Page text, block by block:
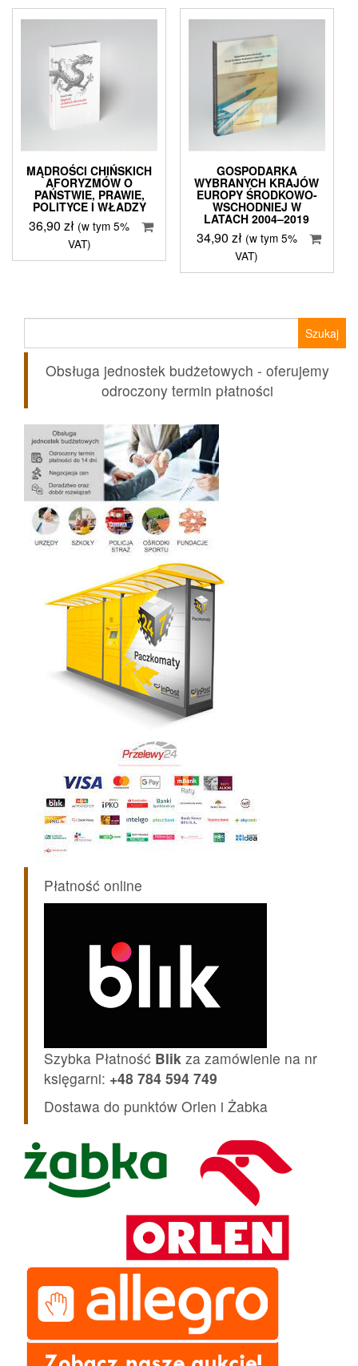
MĄDROŚCI CHIŃSKICH
AFORYZMÓW O
PAŃSTWIE, PRAWIE,
POLITYCE I WŁADZY
36,90zł (w tym 5%
VAT)
GOSPODARKA
WYBRANYCH KRAJÓW
EUROPY ŚRODKOWO-
WSCHODNIEJ W
LATACH 2004–2019
34,90 zł (w tym 5%
VAT)
Obsługa jednostek budżetowych - oferujemy
odroczony termin płatności
Płatność online
Szybka Płatność Blik za zamówienie na nr
księgarni: +48 784 594 749
Dostawa do punktów Orlen i Żabka